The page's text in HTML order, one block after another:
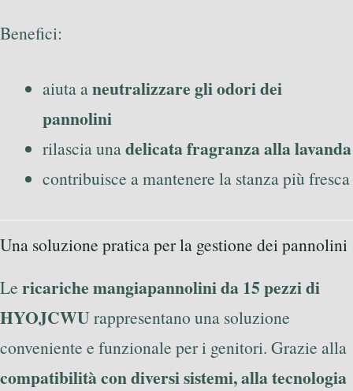
Benefici:
aiuta aneutralizzare gli odori dei
pannolini
rilascia unadelicata fragranza alla lavanda
contribuisce a mantenere la stanza più fresca
Una soluzione pratica per la gestione dei pannolini
Le ricariche mangiapannolini da 15 pezzi di
HYOJCWU rappresentano una soluzione
conveniente e funzionale per i genitori. Grazie alla
compatibilità con diversi sistemi, alla tecnologia